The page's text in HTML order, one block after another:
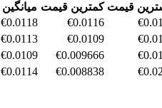
قیمت کمترین قیمت میانگین
€0.0116
€0.0118
€0.0109
€0.0113
€0.009666
€0.0109
€0.008838
€0.0114